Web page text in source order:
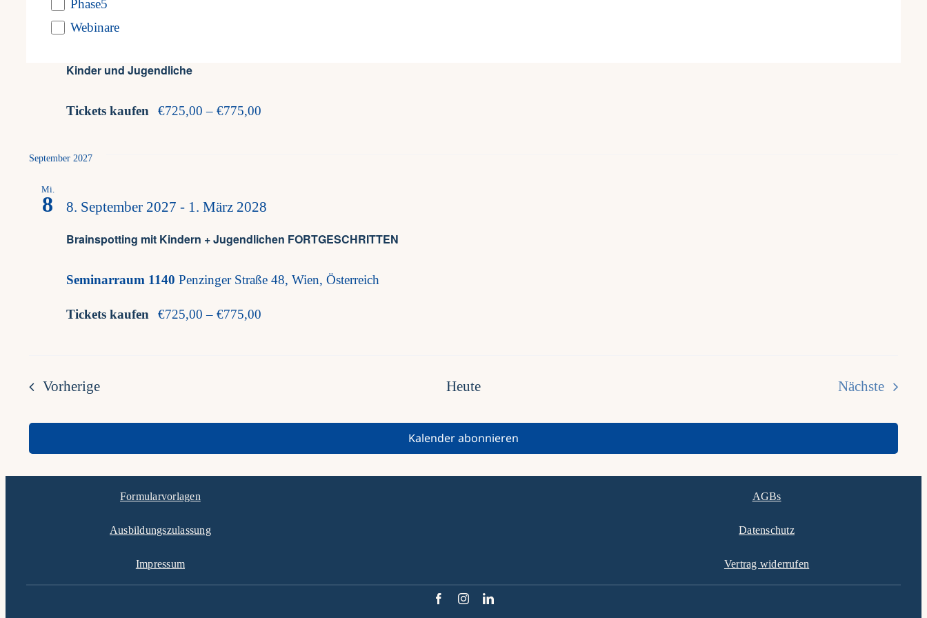
events
refresh
Phase5
Webinare
2
Kinder und Jugendliche
Tickets kaufen €725,00 – €775,00
September 2027
Mi.
8
Brainspotting mit Kindern + Jugendlichen FORTGESCHRITTEN
8. September 2027 - 1. März 2028
Seminarraum 1140 Penzinger Straße 48, Wien, Österreich
Tickets kaufen €725,00 – €775,00
VorherigeVeranstaltungen Heute
Nächste
Kalender abonnieren
Formularvorlagen
Ausbildungszulassung
Impressum
AGBs
Datenschutz
Vertrag widerrufen